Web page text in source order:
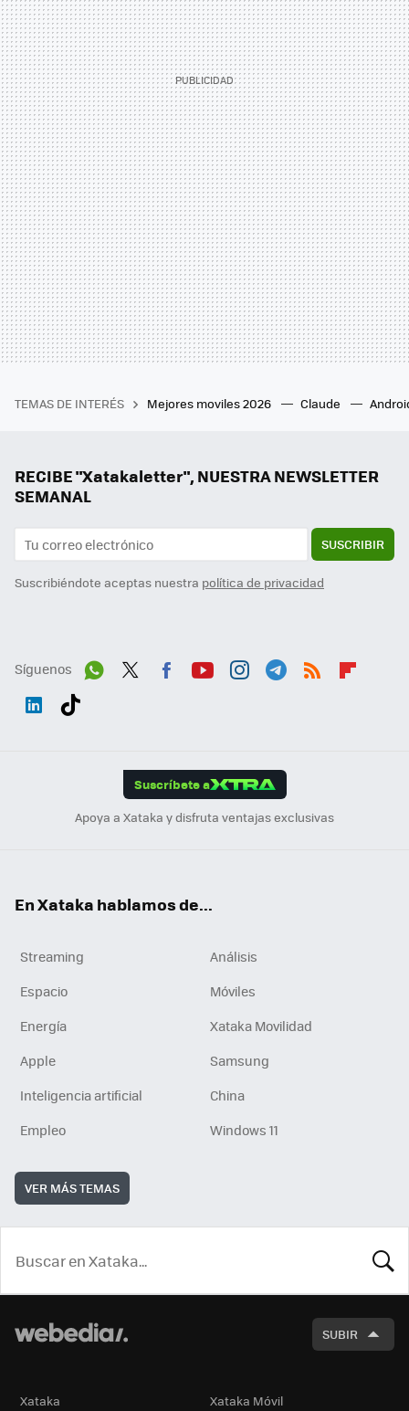
TEMAS DE INTERÉS Mejores moviles 2026 Claude
RECIBE "Xatakaletter", NUESTRA NEWSLETTER
SEMANAL
SUSCRIBIR
Suscribiéndote aceptas nuestra política de privacidad
Síguenos
Suscríbete a
Apoya a Xataka y disfruta ventajas exclusivas
En Xataka hablamos de...
Streaming
Análisis
Espacio
Móviles
Energía
Xataka Movilidad
Apple
Samsung
Inteligencia artificial
China
Empleo
Windows 11
VER MÁS TEMAS
SUBIR
Xataka Xataka Móvil